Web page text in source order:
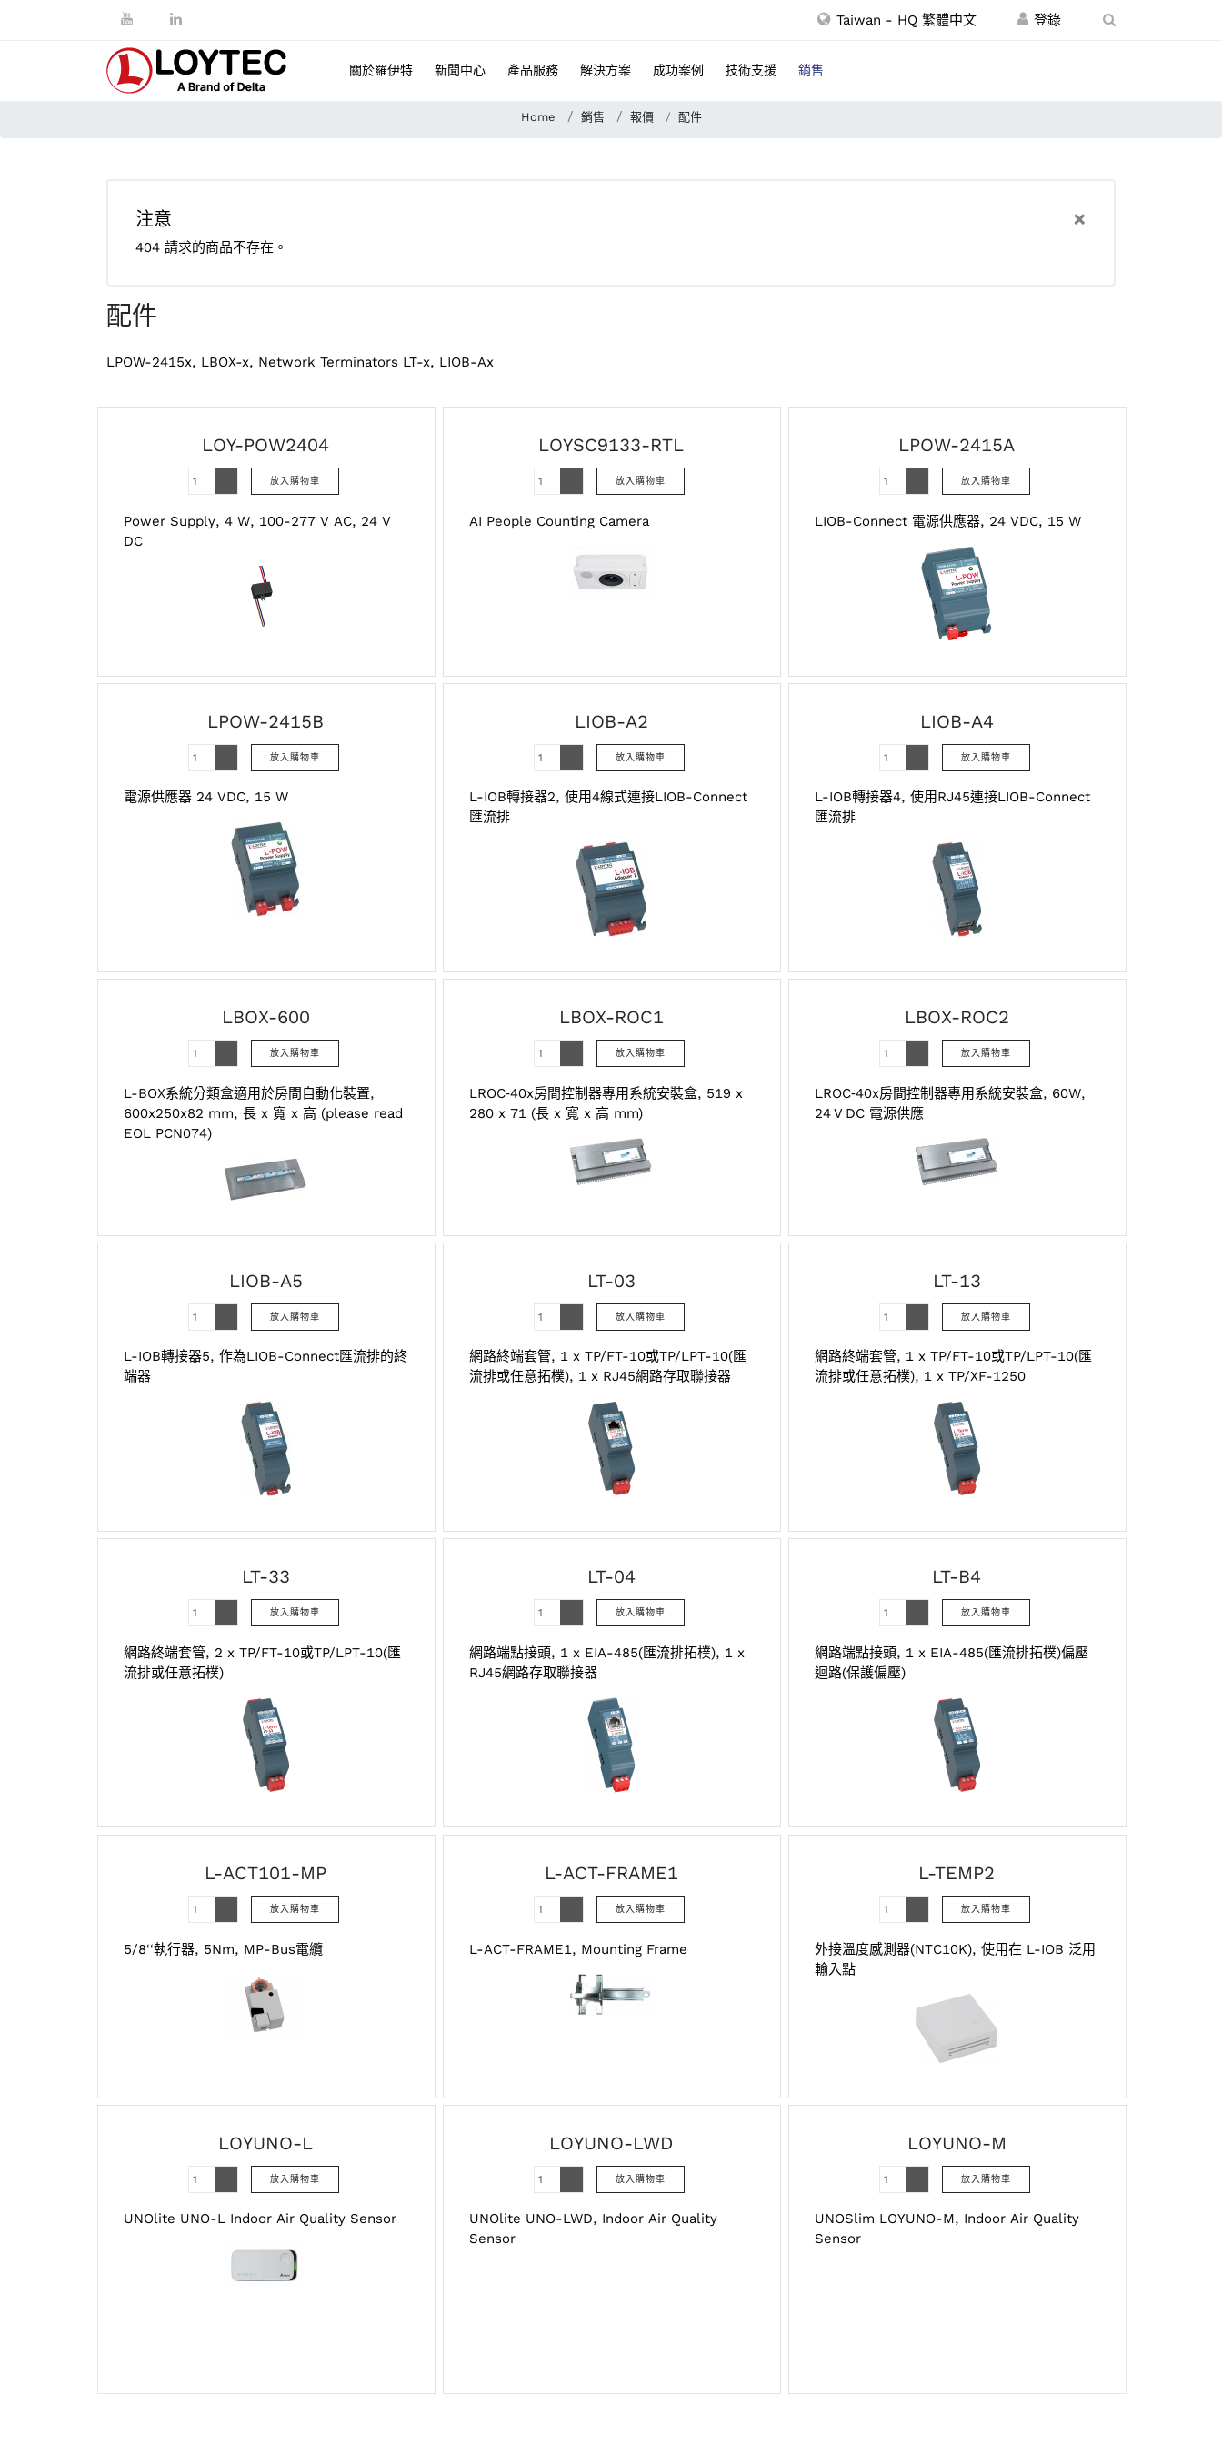
Taiwan - HQ 繁體中文
關於羅伊特 新聞中心 產品服務 解決方案 成功案例 技術支援 銷售
Home 銷售 報價 配件
×
注意
404 請求的商品不存在。
配件
LPOW-2415x, LBOX-x, Network Terminators LT-x, LIOB-Ax
LOY-POW2404
Power Supply, 4 W, 100-277 V AC, 24 V
DC
LOYSC9133-RTL
AI People Counting Camera
LPOW-2415A
LIOB-Connect 電源供應器, 24 VDC, 15 W
LPOW-2415B
電源供應器 24 VDC, 15 W
LIOB-A2
L-IOB轉接器2, 使用4線式連接LIOB-Connect
匯流排
LIOB-A4
L-IOB轉接器4, 使用RJ45連接LIOB-Connect
匯流排
LBOX-600
L-BOX系統分類盒適用於房間自動化裝置,
600x250x82 mm, 長 x 寬 x 高 (please read
EOL PCN074)
LBOX-ROC1
LROC‑40x房間控制器專用系統安裝盒, 519 x
280 x 71 (長 x 寬 x 高 mm)
LBOX-ROC2
LROC‑40x房間控制器專用系統安裝盒, 60W,
24 V DC 電源供應
LIOB-A5
L-IOB轉接器5, 作為LIOB-Connect匯流排的終
端器
LT-03
網路終端套管, 1 x TP/FT-10或TP/LPT-10(匯
流排或任意拓樸), 1 x RJ45網路存取聯接器
LT-13
網路終端套管, 1 x TP/FT-10或TP/LPT-10(匯
流排或任意拓樸), 1 x TP/XF-1250
LT-33
網路終端套管, 2 x TP/FT-10或TP/LPT-10(匯
流排或任意拓樸)
LT-04
網路端點接頭, 1 x EIA-485(匯流排拓樸), 1 x
RJ45網路存取聯接器
LT-B4
網路端點接頭, 1 x EIA-485(匯流排拓樸)偏壓
迴路(保護偏壓)
L-ACT101-MP
5/8‘‘執行器, 5Nm, MP-Bus電纜
L-ACT-FRAME1
L-ACT-FRAME1, Mounting Frame
L-TEMP2
外接溫度感測器(NTC10K), 使用在 L-IOB 泛用
輸入點
LOYUNO-L
UNOlite UNO-L Indoor Air Quality Sensor
LOYUNO-LWD
UNOlite UNO-LWD, Indoor Air Quality
Sensor
LOYUNO-M
UNOSlim LOYUNO-M, Indoor Air Quality
Sensor